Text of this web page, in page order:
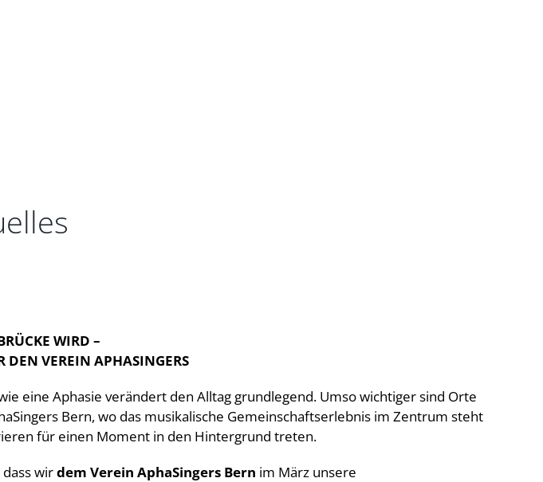
WIRD –
DEN VEREIN APHASINGERS
eine Aphasie verändert den Alltag grundlegend. Umso wichtiger sind Orte
Bern, wo das musikalische Gemeinschaftserlebnis im Zentrum steht
für einen Moment in den Hintergrund treten.
wirdem Verein AphaSingers Bern im März unsere